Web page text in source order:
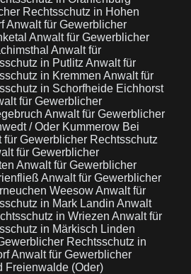
Rechtsschutz in Hohen
Anwalt für Gewerblicher
Anwalt für Gewerblicher
Anwalt für
in Putlitz Anwalt für
in Kremmen Anwalt für
in Schorfheide Eichhorst
für Gewerblicher
Anwalt für Gewerblicher
/ Oder Kummerow Bei
für Gewerblicher Rechtsschutz
für Gewerblicher
Anwalt für Gewerblicher
Anwalt für Gewerblicher
WeesowAnwalt für
in Mark Landin Anwalt
in Wriezen Anwalt für
in Märkisch Linden
Rechtsschutz in
Anwalt für Gewerblicher
Freienwalde (Oder)